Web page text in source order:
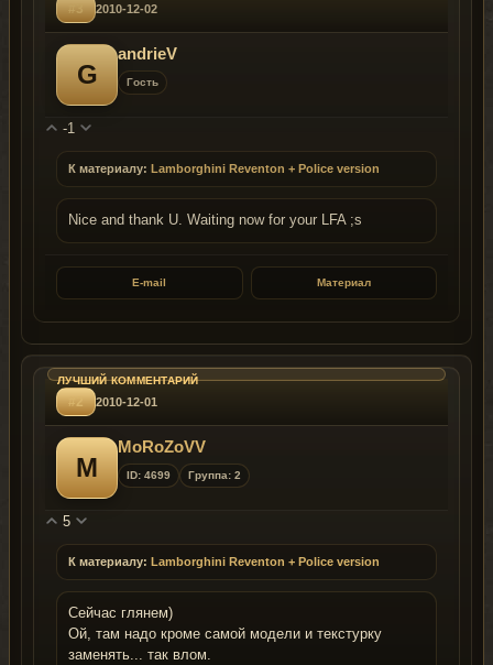
#3 2010-12-02
G
andrieV
Гость
-1
К материалу: Lamborghini Reventon + Police version
Nice and thank U. Waiting now for your LFA ;s
E-mail Материал
#2 2010-12-01
M
MoRoZoVV
ID: 4699 Группа: 2
5
К материалу: Lamborghini Reventon + Police version
Сейчас глянем)
Ой, там надо кроме самой модели и текстурку
заменять... так влом.